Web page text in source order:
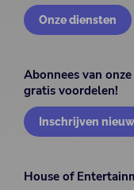
Onze diensten
Abonnees van
gratis voordelen!
Inschrijven
House of